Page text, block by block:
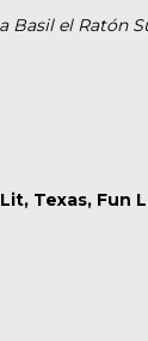
el Ratón
Texas, Fun